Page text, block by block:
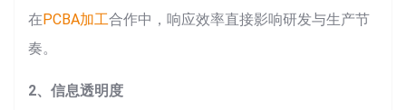
在PCBA加工合作中，响应效率直接影响研发与生产节
奏。
2、信息透明度